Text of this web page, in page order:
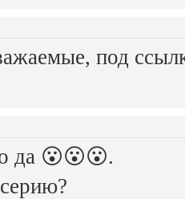
под
да 😮😮😮.